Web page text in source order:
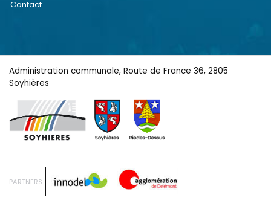
Contact
Administration communale, Route de France 36, 2805
Soyhières
PARTNERS